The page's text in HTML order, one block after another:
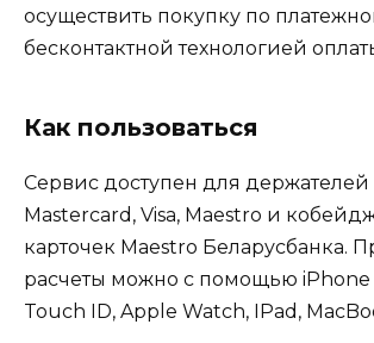
осуществить покупку по
бесконтактной технологией
Как пользоваться
Сервис доступен для держателей
Mastercard, Visa, Maestro и
карточек Maestro Беларусбанка.
расчеты можно с помощью iPhone
Touch ID, Apple Watch, IPad,